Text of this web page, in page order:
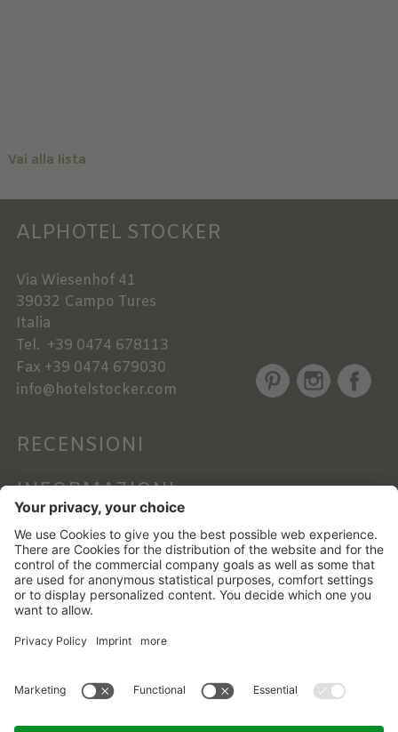
Vai alla lista
ALPHOTEL STOCKER
Via Wiesenhof 41
39032 Campo Tures
Italia
Tel. +39 0474 678113
Fax +39 0474 679030
info@hotelstocker.com
RECENSIONI
INFORMAZIONI
NEWSLETTER